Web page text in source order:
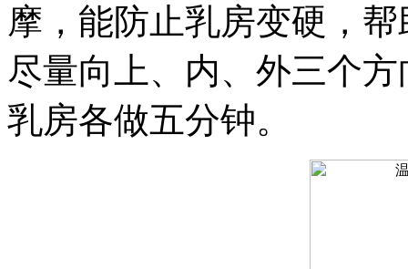
摩，能防止乳房变硬，
尽量向上、内、外三个
乳房各做五分钟。